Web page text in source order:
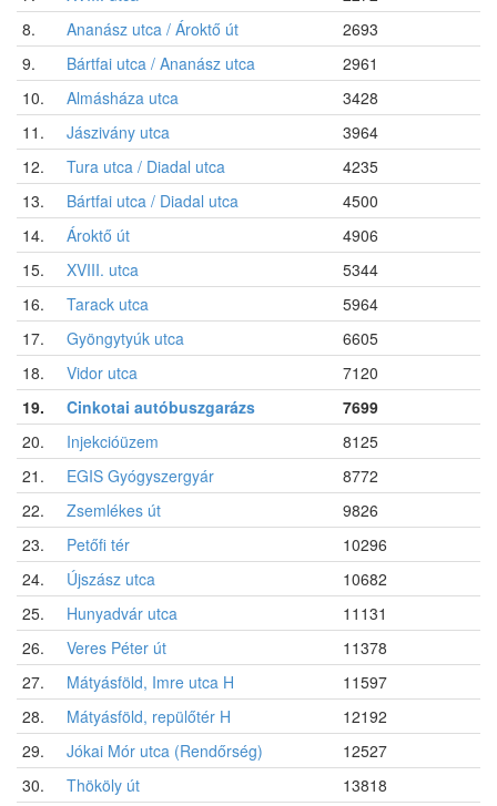
8.
Ananász utca / Ároktő út
2693
9.
Bártfai utca / Ananász utca
2961
10.
Almásháza utca
3428
11.
Jászivány utca
3964
12.
Tura utca / Diadal utca
4235
13.
Bártfai utca / Diadal utca
4500
14.
Ároktő út
4906
15.
XVIII. utca
5344
16.
Tarack utca
5964
17.
Gyöngytyúk utca
6605
18.
Vidor utca
7120
19.
Cinkotai autóbuszgarázs
7699
20.
Injekcióüzem
8125
21.
EGIS Gyógyszergyár
8772
22.
Zsemlékes út
9826
23.
Petőfi tér
10296
24.
Újszász utca
10682
25.
Hunyadvár utca
11131
26.
Veres Péter út
11378
27.
Mátyásföld, Imre utca H
11597
28.
Mátyásföld, repülőtér H
12192
29.
Jókai Mór utca (Rendőrség)
12527
30.
Thököly út
13818